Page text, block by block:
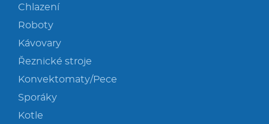
Chlazení
Roboty
Kávovary
Řeznické stroje
Konvektomaty/Pece
Sporáky
Kotle